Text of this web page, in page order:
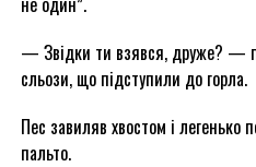
— Звідки ти взявся, друже? —
сльози, що підступили до горла.
Пес завиляв хвостом і легенько
пальто.